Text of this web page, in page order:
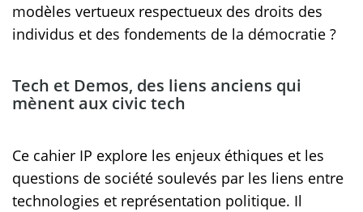
modèles vertueux respectueux des droits des
individus et des fondements de la démocratie ?
Tech et Demos, des liens anciens qui
mènent aux civic tech
Ce cahier IP explore les enjeux éthiques et les
questions de société soulevés par les liens entre
technologies et représentation politique. Il